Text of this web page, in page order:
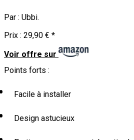
Par : Ubbi.
Prix : 29,90 € *
Voir offre sur
Points forts :
Facile à installer
Design astucieux